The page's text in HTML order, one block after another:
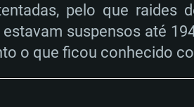
pelo que raides
suspensos até
o que ficou conhecido